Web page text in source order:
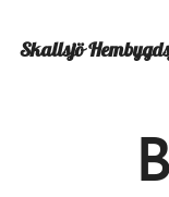
Skallsjö